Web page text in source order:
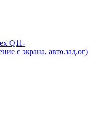
Q11-
с экрана, авто.зад.ог)